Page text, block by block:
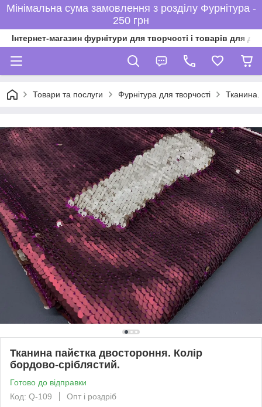
Мінімальна сума замовлення з розділу Фурнітура -
250 грн
Інтернет-магазин фурнітури для творчості і товарів для
Товари та послуги Фурнітура для творчості Тканина.
Тканина пайєтка двостороння. Колір
бордово-сріблястий.
Готово до відправки
Код: Q-109
Опт і роздріб